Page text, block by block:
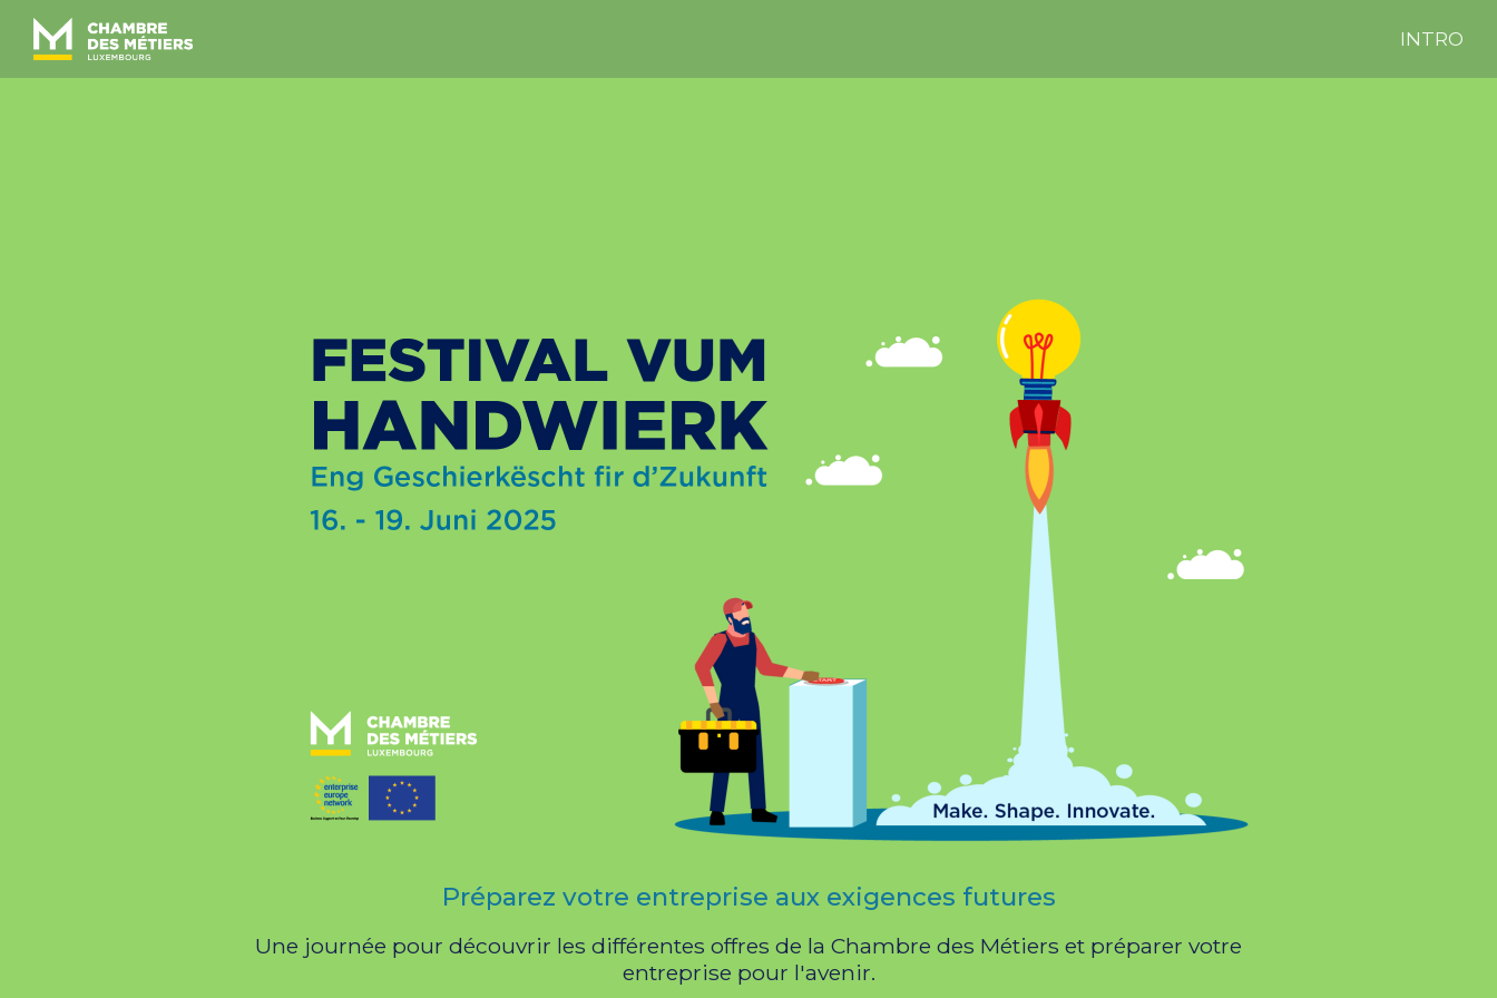
INTRO
Préparez votre entreprise aux exigences futures
Une journée pour découvrir les différentes offres de la Chambre des Métiers et préparer votre
entreprise pour l'avenir.